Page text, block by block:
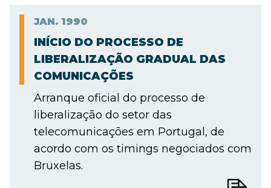
JAN. 1990
INÍCIO DO PROCESSO DE
LIBERALIZAÇÃO GRADUAL DAS
COMUNICAÇÕES
Arranque oficial do processo de
liberalização do setor das
telecomunicações em Portugal, de
acordo com os timings negociados com
Bruxelas.